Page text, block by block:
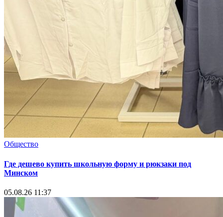
Общество
Где дешево купить школьную форму и рюкзаки под
Минском
05.08.26 11:37